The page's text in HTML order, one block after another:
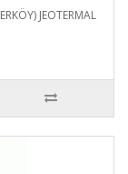
JEOTERMAL